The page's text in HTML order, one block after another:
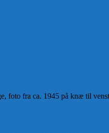
foto fra ca. 1945 på knæ til